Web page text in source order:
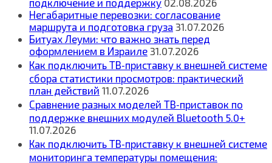
подключение и поддержку 02.08.2026
Негабаритные перевозки: согласование
маршрута и подготовка груза 31.07.2026
Битуах Леуми: что важно знать перед
оформлением в Израиле 31.07.2026
Как подключить ТВ‑приставку к внешней системе
сбора статистики просмотров: практический
план действий 11.07.2026
Сравнение разных моделей ТВ‑приставок по
поддержке внешних модулей Bluetooth 5.0+
11.07.2026
Как подключить ТВ‑приставку к внешней системе
мониторинга температуры помещения: